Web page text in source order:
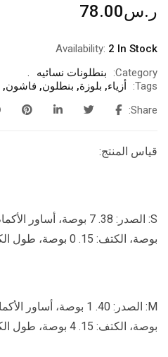
ر.س78.00
Availability: 2 In Stock
Category:
بنطلونات نسائيه
Tags:
أزياء, بلوزة, بنطلون, فاشون,
Share:
قياس المنتج:
بوصة، الكتف: 15. 0 بوصة، طول الكم: 10 بوصات
بوصة، الكتف: 15. 4 بوصة، طول الكم: 10. 3 بوصة